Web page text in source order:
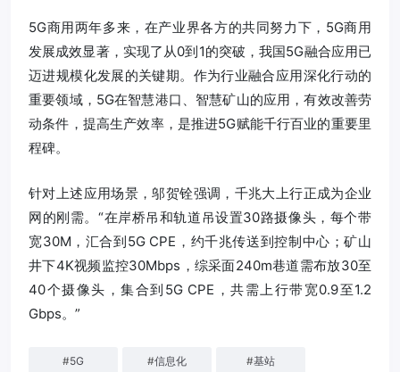
5G商用两年多来，在产业界各方的共同努力下，5G商用
发展成效显著，实现了从0到1的突破，我国5G融合应用已
迈进规模化发展的关键期。作为行业融合应用深化行动的
重要领域，5G在智慧港口、智慧矿山的应用，有效改善劳
动条件，提高生产效率，是推进5G赋能千行百业的重要里
程碑。
针对上述应用场景，邬贺铨强调，千兆大上行正成为企业
网的刚需。“在岸桥吊和轨道吊设置30路摄像头，每个带
宽30M，汇合到5G CPE，约千兆传送到控制中心；矿山
井下4K视频监控30Mbps，综采面240m巷道需布放30至
40个摄像头，集合到5G CPE，共需上行带宽0.9至1.2
Gbps。”
#5G #信息化 #基站